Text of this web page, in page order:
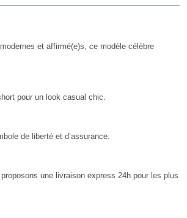
et affirmé(e)s, ce modèle célèbre
pour un look casual chic.
de liberté et d’assurance.
une livraison express 24h pour les plus